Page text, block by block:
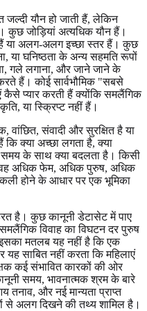
यौन हो जाती हैं, लेकिन
कुछ जोड़ियां अत्यधिक यौन हैं।
अलग-अलग इच्छा स्तर हैं। कुछ
या घनिष्ठता के अन्य सहमति रूपों
गले लगाना, और जाने जाने के
हैं। कोई सार्वभौमिक "सबसे
प्यार करती हैं क्योंकि समलैंगिक
या स्क्रिप्ट नहीं हैं।
वांछित, संवादी और सुरक्षित है या
कि क्या अच्छा लगता है, क्या
समय के साथ क्या बदलता है। किसी
वह अधिक फेम, अधिक पुरुष, अधिक
होने के आधार पर एक भूमिका
है। कुछ कानूनी डेटासेट में पाए
विवाह का विघटन दर पुरुष
मतलब यह नहीं है कि एक
साबित नहीं करता कि महिलाएं
कई संभावित कारकों की ओर
समय, भावनात्मक श्रम के बारे
तनाव, और नई मान्यता प्राप्त
से अलग दिखने की तथ्य शामिल है।